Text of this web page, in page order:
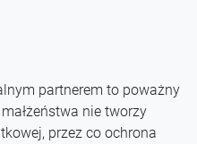
partnerem to poważny
nie tworzy
przez co ochrona